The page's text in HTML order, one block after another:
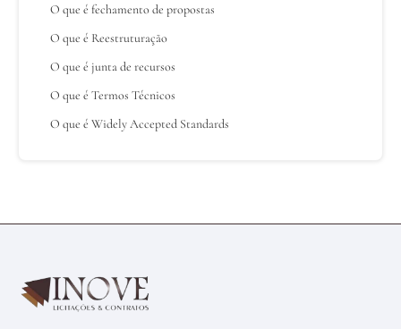
O que é fechamento de propostas
O que é Reestruturação
O que é junta de recursos
O que é Termos Técnicos
O que é Widely Accepted Standards